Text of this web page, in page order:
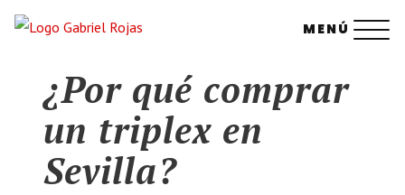
Saltar
MENÚ
¿Por qué comprar
un triplex en
Sevilla?